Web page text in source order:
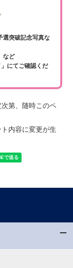
選突破記念写真な
など
」にてご確認くだ
第、随時このペ
内容に変更が生